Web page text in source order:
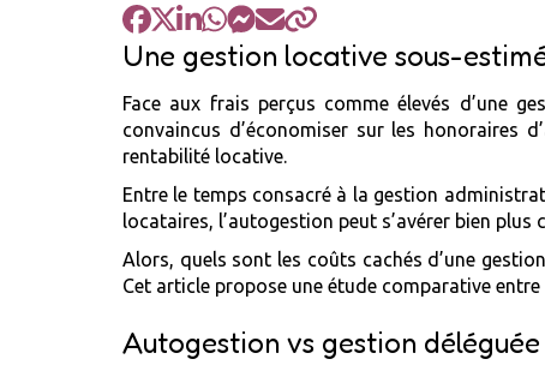
:
Une gestion locative sous-
Face aux frais perçus comme élevés d’une
convaincus d’économiser sur les honoraires
rentabilité locative.
Entre le temps consacré à la gestion
locataires, l’autogestion peut s’avérer bien plus
Alors, quels sont les coûts cachés d’une
Cet article propose une étude comparative
Autogestion vs gestion